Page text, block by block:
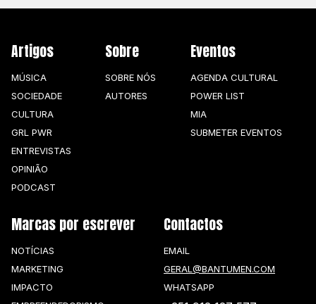
Artigos
MÚSICA
SOCIEDADE
CULTURA
GRL PWR
ENTREVISTAS
OPINIÃO
PODCAST
Sobre
SOBRE NÓS
AUTORES
Eventos
AGENDA CULTURAL
POWER LIST
MIA
SUBMETER EVENTOS
Marcas por escrever
NOTÍCIAS
MARKETING
IMPACTO
Contactos
EMAIL
GERAL@BANTUMEN.COM
WHATSAPP